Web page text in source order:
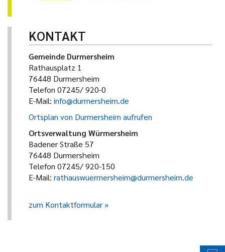
KONTAKT
Gemeinde Durmersheim
Rathausplatz 1
76448 Durmersheim
Telefon 07245/ 920-0
E-Mail: info@durmersheim.de
Ortsplan von Durmersheim aufrufen
Ortsverwaltung Würmersheim
Badener Straße 57
76448 Durmersheim
Telefon 07245/ 920-150
E-Mail: rathauswuermersheim@durmersheim.de
zum Kontaktformular